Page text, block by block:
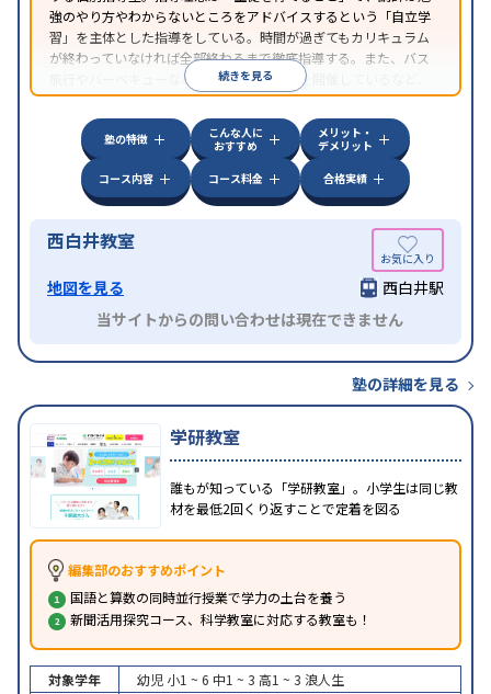
強のやり方やわからないところをアドバイスするという「自立学
習」を主体とした指導をしている。時間が過ぎてもカリキュラム
が終わっていなければ全部終わるまで徹底指導する。また、バス
旅行やバーベキューなどの「校外学習会」を開催しているなど、
独自の取り組みを行っている。
続きを見る
塾の特徴
こんな人に
おすすめ
メリット・
デメリット
コース内容
コース料金 合格実績
西白井教室
地図を見る
西白井駅
当サイトからの問い合わせは現在できません
塾の詳細を見る
学研教室
誰もが知っている「学研教室」。小学生は同じ教
材を最低2回くり返すことで定着を図る
編集部のおすすめポイント
国語と算数の同時並行授業で学力の土台を養う
新聞活用探究コース、科学教室に対応する教室も！
対象学年 幼児 小1 ~ 6 中1 ~ 3 高1 ~ 3 浪人生